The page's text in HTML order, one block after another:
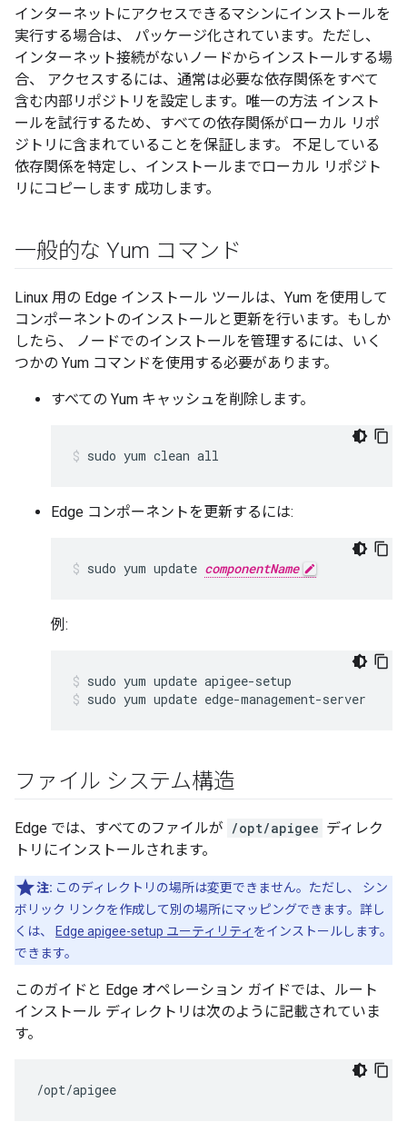
インターネットにアクセスできるマシンにインストールを
実行する場合は、 パッケージ化されています。ただし、
インターネット接続がないノードからインストールする場
合、 アクセスするには、通常は必要な依存関係をすべて
含む内部リポジトリを設定します。唯一の方法 インスト
ールを試行するため、すべての依存関係がローカル リポ
ジトリに含まれていることを保証します。 不足している
依存関係を特定し、インストールまでローカル リポジト
リにコピーします 成功します。
一般的な Yum コマンド
Linux 用の Edge インストール ツールは、Yum を使用して
コンポーネントのインストールと更新を行います。もしか
したら、 ノードでのインストールを管理するには、いく
つかの Yum コマンドを使用する必要があります。
すべての Yum キャッシュを削除します。
sudo yum clean all
Edge コンポーネントを更新するには:
sudo yum update componentName
例:
sudo yum update edge-management-server
ファイル システム構造
Edge では、すべてのファイルが /opt/apigee ディレク
トリにインストールされます。
注: このディレクトリの場所は変更できません。ただし、 シン
ボリック リンクを作成して別の場所にマッピングできます。詳し
くは、
Edge apigee-setup ユーティリティ をインストールします。
できます。
このガイドと Edge オペレーション ガイドでは、ルート
インストール ディレクトリは次のように記載されていま
す。
/opt/apigee